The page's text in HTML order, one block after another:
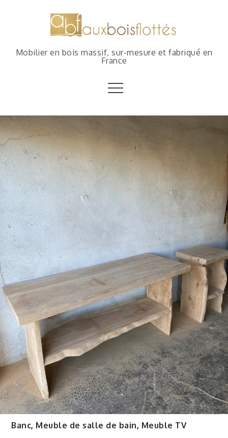
Mobilier en bois massif, sur-mesure et fabriqué en
France
Banc, Meuble de salle de bain, Meuble TV